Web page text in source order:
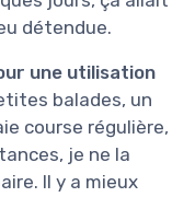
détendue.
une utilisation
balades, un
course régulière,
je ne la
Il y a mieux